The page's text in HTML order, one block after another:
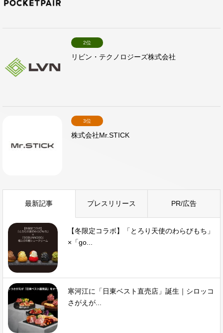
2位
リビン・テクノロジーズ株式会社
3位
株式会社Mr.STICK
最新記事 プレスリリース PR/広告
【冬限定コラボ】「とろり天使のわらびもち」
×「go...
寒河江に「日東ベスト直売店」誕生｜シロッコ
さがえが...